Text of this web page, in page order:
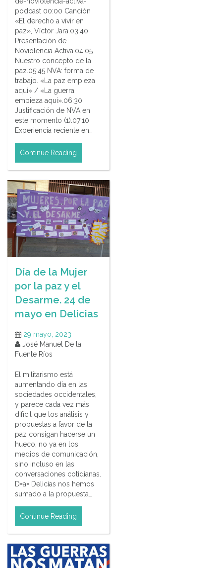
podcast 00:00 Canción
«El derecho a vivir en
paz», Víctor Jara.03:40
Presentación de
Noviolencia Activa.04:05
Nuestro concepto de la
paz.05:45 NVA: forma de
trabajo. «La paz empieza
aquí» / «La guerra
empieza aquí».06:30
Justificación de NVA en
este momento (1).07:10
Experiencia reciente en…
Continue Reading
Día de la Mujer
por la paz y el
Desarme. 24 de
mayo en Delicias
29 mayo, 2023
José Manuel De la
Fuente Ríos
El militarismo está
aumentando día en las
sociedades occidentales,
y parece cada vez más
difícil que los análisis y
propuestas a favor de la
paz consigan hacerse un
hueco, no ya en los
medios de comunicación,
sino incluso en las
conversaciones cotidianas.
D=a= Delicias nos hemos
sumado a la propuesta…
Continue Reading